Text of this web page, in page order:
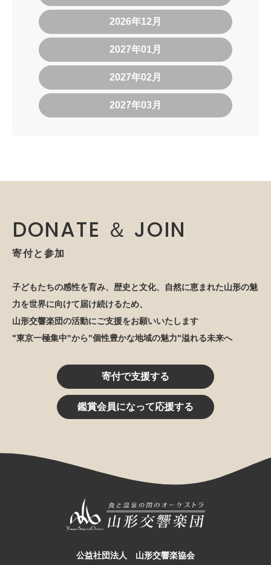
2026年12月
2027年01月
2027年02月
2027年03月
DONATE ＆ JOIN
寄付と参加
子どもたちの感性を育み、歴史と文化、自然に恵まれた山形の魅
力を世界に向けて届け続けるため、
山形交響楽団の活動にご支援をお願いいたします
"東京一極集中"から"個性豊かな地域の魅力"溢れる未来へ
寄付で支援する
鑑賞会員になって応援する
公益社団法人 山形交響楽協会